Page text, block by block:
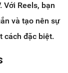
Với Reels, bạn
và tạo nên sự
cách đặc biệt.